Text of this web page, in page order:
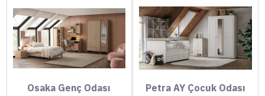
Osaka Genç Odası Petra AY Çocuk Odası